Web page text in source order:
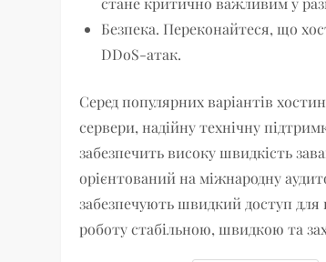
Безпека. Переконайтеся, що
DDoS-атак.
Серед популярних варіантів
сервери, надійну технічну
забезпечить високу швидкість
орієнтований на міжнародну
забезпечують швидкий доступ для
роботу стабільною, швидкою та